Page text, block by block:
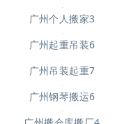
广州个人搬家3